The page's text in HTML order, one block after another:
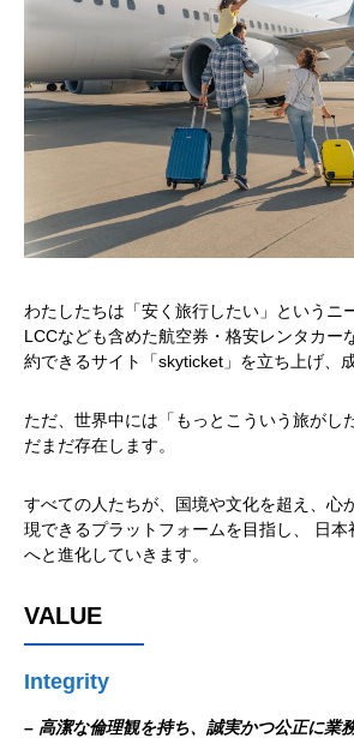
HOME
GLOBAL SUBSIDIARIES
RECRUIT
わたしたちは「安く旅行したい」というニ
LCCなども含めた航空券・格安レンタカー
約できるサイト「skyticket」を立ち上げ、
ただ、世界中には「もっとこういう旅がし
だまだ存在します。
すべての人たちが、国境や文化を超え、心
現できるプラットフォームを目指し、 日本
へと進化していきます。
VALUE
Integrity
– 高潔な倫理観を持ち、誠実かつ公正に業